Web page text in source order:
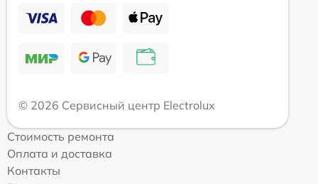
© 2026 Сервисный центр Electrolux
Стоимость ремонта
Оплата и доставка
Контакты